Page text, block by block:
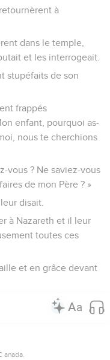
à
dans le temple,
et les interrogeait.
stupéfaits de son
frappés
enfant, pourquoi as-
nous te cherchions
vous ? Ne saviez-vous
de mon Père ? »
disait.
à Nazareth et il leur
toutes ces
et en grâce devant
anada.